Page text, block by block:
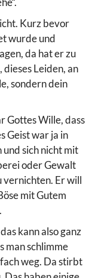
Kurz bevor
wurde und
da hat er zu
dieses Leiden, an
sondern dein
Gottes Wille, dass
Geist war ja in
sich nicht mit
oder Gewalt
vernichten. Er will
mit Gutem
kann also ganz
man schlimme
weg. Da stirbt